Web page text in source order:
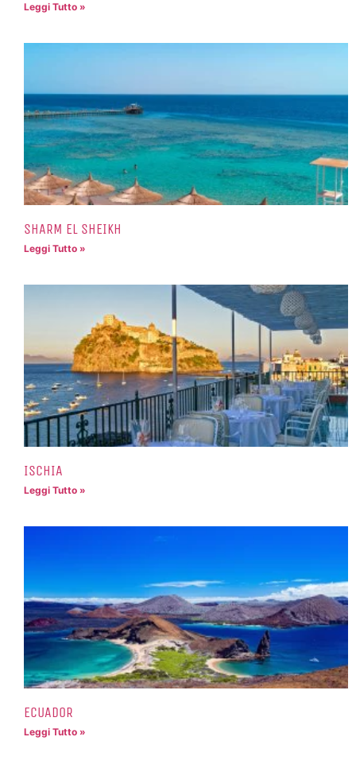
Leggi Tutto »
SHARM EL SHEIKH
Leggi Tutto »
ISCHIA
Leggi Tutto »
ECUADOR
Leggi Tutto »